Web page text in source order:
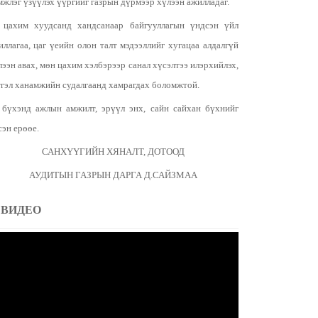
хуудсанд хандсанаар байгууллагын үндсэн үйл
цаг үеийн олон талт мэдээллийг хугацаа алдалгүй
авах, мөн цахим хэлбэрээр санал хүсэлтээ илэрхийлэх,
ханамжийн судалгаанд хамрагдах боломжтой.
ажлын амжилт, эрүүл энх, сайн сайхан бүхнийг
ерөөе.
САНХҮҮГИЙН ХЯНАЛТ, ДОТООД
АУДИТЫН ГАЗРЫН ДАРГА Д.САЙЗМАА
ВИДЕО